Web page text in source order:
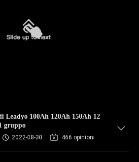
Leadyo 100Ah 120Ah 150Ah 12
gruppo
2022-08-30 466 opinioni